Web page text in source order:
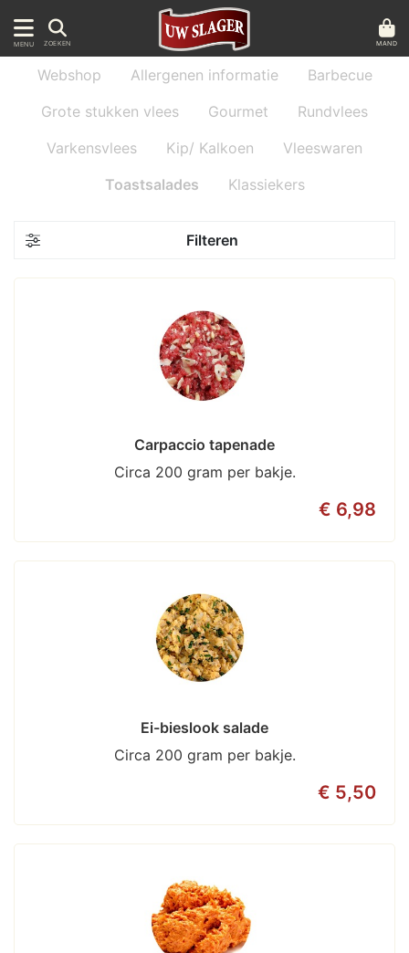
MENU ZOEKEN MAND
Webshop Allergenen informatie
Barbecue
Grote stukken vlees
Gourmet
Rundvlees
Varkensvlees
Kip/ Kalkoen
Vleeswaren
Toastsalades
Klassiekers
Filteren
Carpaccio tapenade
Circa 200 gram per bakje.
€ 6,98
Ei-bieslook salade
Circa 200 gram per bakje.
€ 5,50